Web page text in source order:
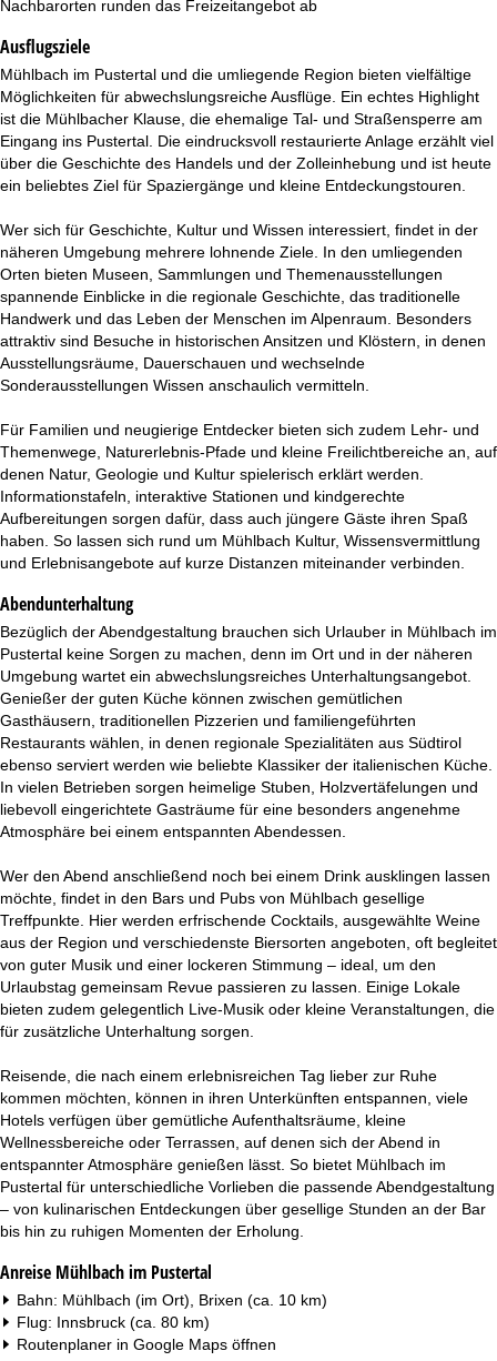
Nachbarorten runden das Freizeitangebot ab
Ausflugsziele
Mühlbach im Pustertal und die umliegende Region bieten vielfältige
Möglichkeiten für abwechslungsreiche Ausflüge. Ein echtes Highlight
ist die Mühlbacher Klause, die ehemalige Tal- und Straßensperre am
Eingang ins Pustertal. Die eindrucksvoll restaurierte Anlage erzählt viel
über die Geschichte des Handels und der Zolleinhebung und ist heute
ein beliebtes Ziel für Spaziergänge und kleine Entdeckungstouren.
Wer sich für Geschichte, Kultur und Wissen interessiert, findet in der
näheren Umgebung mehrere lohnende Ziele. In den umliegenden
Orten bieten Museen, Sammlungen und Themenausstellungen
spannende Einblicke in die regionale Geschichte, das traditionelle
Handwerk und das Leben der Menschen im Alpenraum. Besonders
attraktiv sind Besuche in historischen Ansitzen und Klöstern, in denen
Ausstellungsräume, Dauerschauen und wechselnde
Sonderausstellungen Wissen anschaulich vermitteln.
Für Familien und neugierige Entdecker bieten sich zudem Lehr- und
Themenwege, Naturerlebnis-Pfade und kleine Freilichtbereiche an, auf
denen Natur, Geologie und Kultur spielerisch erklärt werden.
Informationstafeln, interaktive Stationen und kindgerechte
Aufbereitungen sorgen dafür, dass auch jüngere Gäste ihren Spaß
haben. So lassen sich rund um Mühlbach Kultur, Wissensvermittlung
und Erlebnisangebote auf kurze Distanzen miteinander verbinden.
Abendunterhaltung
Bezüglich der Abendgestaltung brauchen sich Urlauber in Mühlbach im
Pustertal keine Sorgen zu machen, denn im Ort und in der näheren
Umgebung wartet ein abwechslungsreiches Unterhaltungsangebot.
Genießer der guten Küche können zwischen gemütlichen
Gasthäusern, traditionellen Pizzerien und familiengeführten
Restaurants wählen, in denen regionale Spezialitäten aus Südtirol
ebenso serviert werden wie beliebte Klassiker der italienischen Küche.
In vielen Betrieben sorgen heimelige Stuben, Holzvertäfelungen und
liebevoll eingerichtete Gasträume für eine besonders angenehme
Atmosphäre bei einem entspannten Abendessen.
Wer den Abend anschließend noch bei einem Drink ausklingen lassen
möchte, findet in den Bars und Pubs von Mühlbach gesellige
Treffpunkte. Hier werden erfrischende Cocktails, ausgewählte Weine
aus der Region und verschiedenste Biersorten angeboten, oft begleitet
von guter Musik und einer lockeren Stimmung – ideal, um den
Urlaubstag gemeinsam Revue passieren zu lassen. Einige Lokale
bieten zudem gelegentlich Live-Musik oder kleine Veranstaltungen, die
für zusätzliche Unterhaltung sorgen.
Reisende, die nach einem erlebnisreichen Tag lieber zur Ruhe
kommen möchten, können in ihren Unterkünften entspannen, viele
Hotels verfügen über gemütliche Aufenthaltsräume, kleine
Wellnessbereiche oder Terrassen, auf denen sich der Abend in
entspannter Atmosphäre genießen lässt. So bietet Mühlbach im
Pustertal für unterschiedliche Vorlieben die passende Abendgestaltung
– von kulinarischen Entdeckungen über gesellige Stunden an der Bar
bis hin zu ruhigen Momenten der Erholung.
Anreise Mühlbach im Pustertal
Bahn: Mühlbach (im Ort), Brixen (ca. 10 km)
Flug: Innsbruck (ca. 80 km)
Routenplaner in Google Maps öffnen